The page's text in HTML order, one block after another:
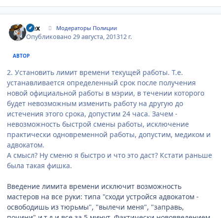
wex Модераторы Полиции
Опубликовано29 августа, 201312 г.
АВТОР
2. Установить лимит времени текущей работы. Т.е.
устанавливается определенный срок после получения
новой официальной работы в мэрии, в течении которого
будет невозможным изменить работу на другую до
истечения этого срока, допустим 24 часа. Зачем -
невозможность быстрой смены работы, исключение
практически одновременной работы, допустим, медиком и
адвокатом.
А смысл? Ну сменю я быстро и что это даст? Кстати раньше
была такая фишка.
Введение лимита времени исключит возможность
мастеров на все руки: типа "сходи устройся адвокатом -
освободишь из тюрьмы", "вылечи меня", "заправь,